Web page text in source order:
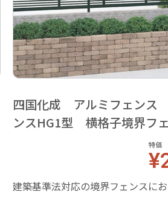
四国化成 アルミフェンス
ンスHG1型 横格子境界フ
特価
建築基準法対応の境界フェンスに